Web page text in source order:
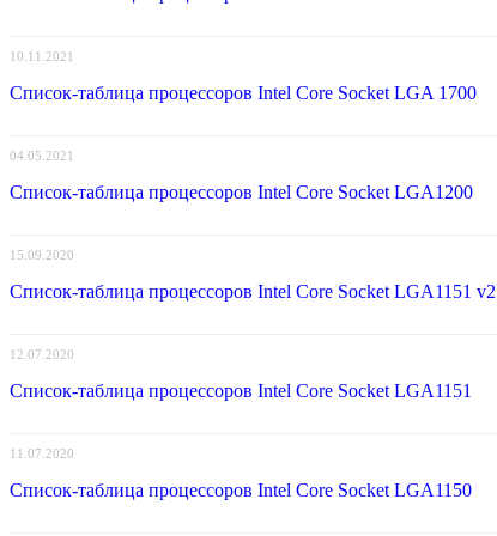
10.11.2021
Список-таблица процессоров Intel Core Socket LGA 1700
04.05.2021
Список-таблица процессоров Intel Core Socket LGA1200
15.09.2020
Список-таблица процессоров Intel Core Socket LGA1151 v2
12.07.2020
Список-таблица процессоров Intel Core Socket LGA1151
11.07.2020
Список-таблица процессоров Intel Core Socket LGA1150